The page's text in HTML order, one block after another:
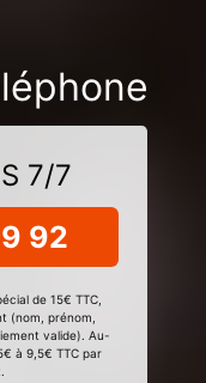
7/7
92
de 15€ TTC,
(nom, prénom,
valide). Au-
à 9,5€ TTC par